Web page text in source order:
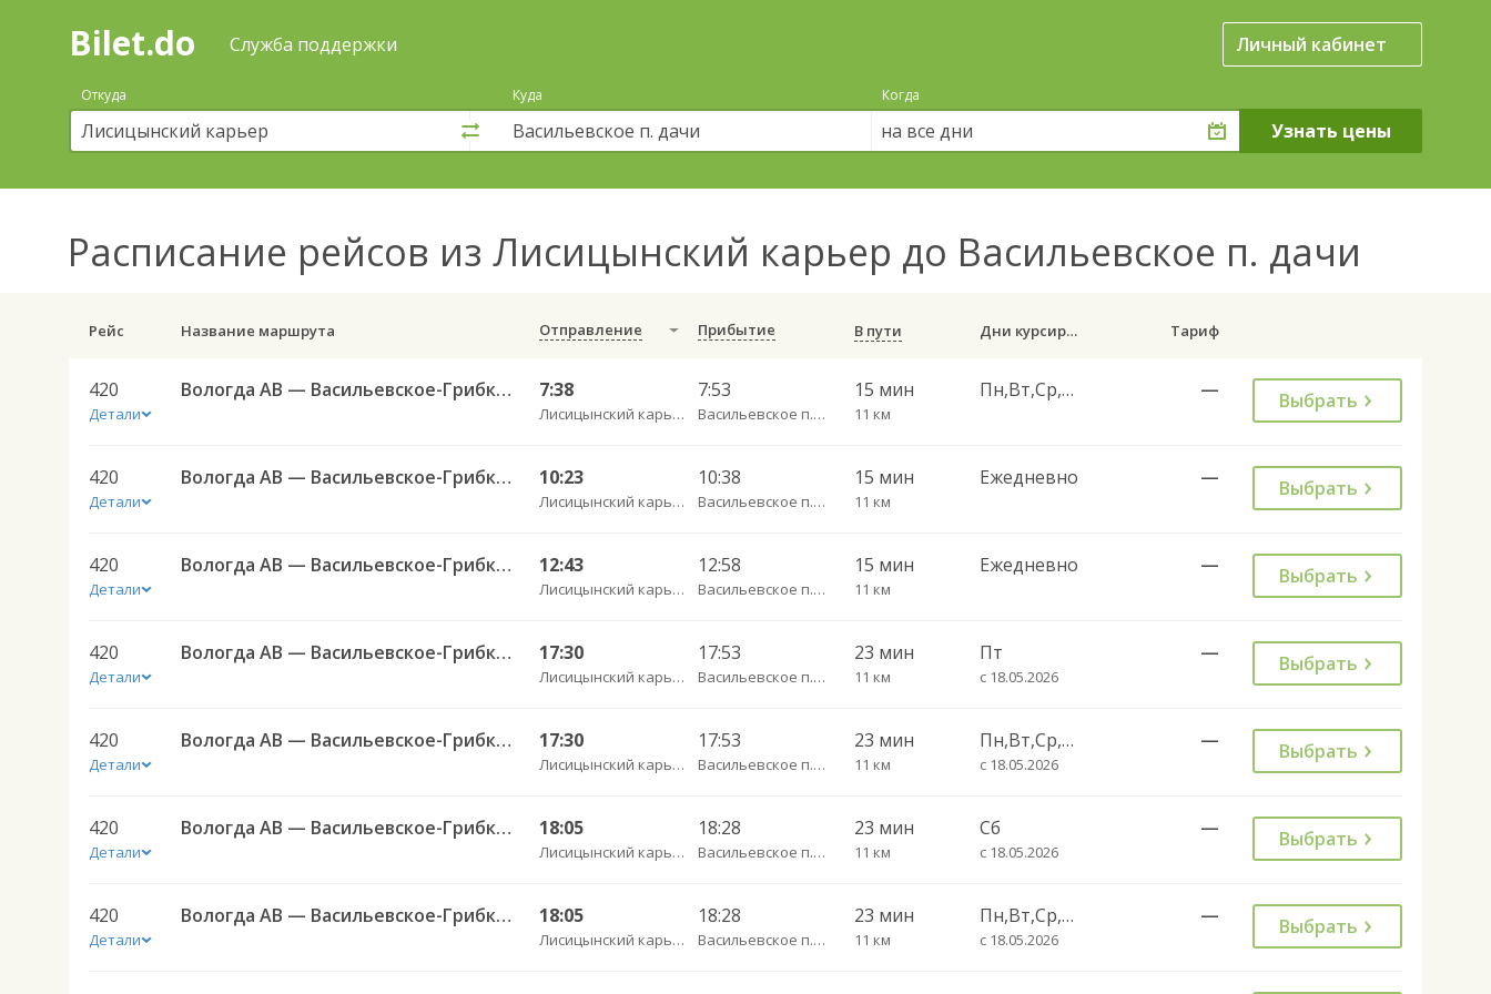
Поиск
покупка
билетов
автобус
онлайн
Bilet.do Служба поддержки Личный кабинет
Откуда Куда Когда
на все дни
Расписание рейсов из Лисицынский карьер до Васильевское п. дачи
Рейс Название маршрута Отправление Прибытие В пути Дни курсирования Тариф
420
Детали
Вологда АВ — Васильевское-Грибково 420 7:38
Лисицынский карьер
7:53
Васильевское п. дачи
15 мин
11 км
Пн,Вт,Ср,Чт,Пт — Выбрать
420
Детали
Вологда АВ — Васильевское-Грибково 420 10:23
Лисицынский карьер
10:38
Васильевское п. дачи
15 мин
11 км
Ежедневно — Выбрать
420
Детали
Вологда АВ — Васильевское-Грибково 420 12:43
Лисицынский карьер
12:58
Васильевское п. дачи
15 мин
11 км
Ежедневно — Выбрать
420
Детали
Вологда АВ — Васильевское-Грибково 420 17:30
Лисицынский карьер
17:53
Васильевское п. дачи
23 мин
11 км
Пт
с 18.05.2026
— Выбрать
420
Детали
Вологда АВ — Васильевское-Грибково 420 17:30
Лисицынский карьер
17:53
Васильевское п. дачи
23 мин
11 км
Пн,Вт,Ср,Чт,Сб,Вс
с 18.05.2026
— Выбрать
420
Детали
Вологда АВ — Васильевское-Грибково 420 18:05
Лисицынский карьер
18:28
Васильевское п. дачи
23 мин
11 км
Сб
с 18.05.2026
— Выбрать
420
Детали
Вологда АВ — Васильевское-Грибково 420 18:05
Лисицынский карьер
18:28
Васильевское п. дачи
23 мин
11 км
Пн,Вт,Ср,Чт
с 18.05.2026
— Выбрать